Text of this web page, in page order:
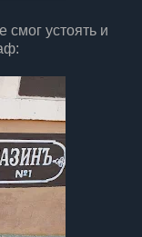
смог устоять и